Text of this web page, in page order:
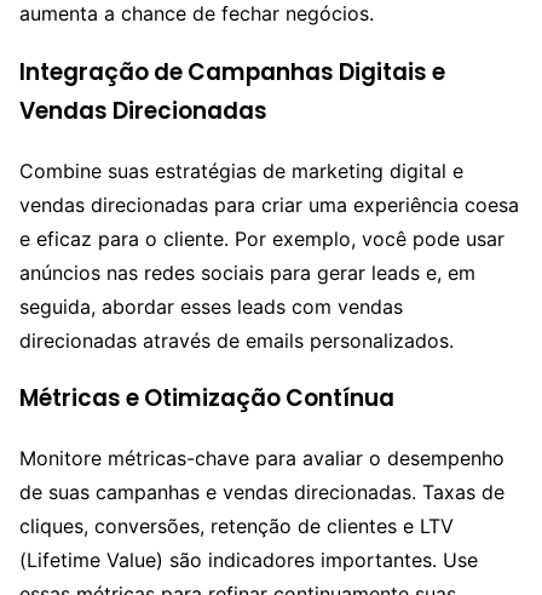
aumenta a chance de fechar negócios.
Integração de Campanhas Digitais e
Vendas Direcionadas
Combine suas estratégias de marketing digital e
vendas direcionadas para criar uma experiência coesa
e eficaz para o cliente. Por exemplo, você pode usar
anúncios nas redes sociais para gerar leads e, em
seguida, abordar esses leads com vendas
direcionadas através de emails personalizados.
Métricas e Otimização Contínua
Monitore métricas-chave para avaliar o desempenho
de suas campanhas e vendas direcionadas. Taxas de
cliques, conversões, retenção de clientes e LTV
(Lifetime Value) são indicadores importantes. Use